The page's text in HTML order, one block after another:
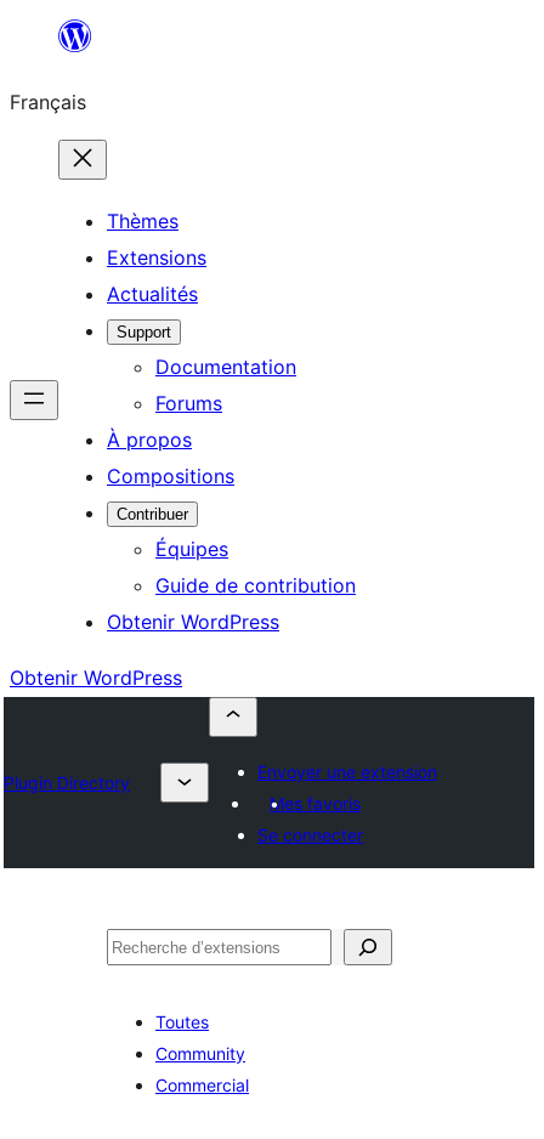
contenu
Français
Thèmes
Extensions
Actualités
Support
Documentation
Forums
À propos
Compositions
Contribuer
Équipes
Guide de contribution
Obtenir WordPress
Obtenir WordPress
Plugin Directory
Envoyer une extension
Mes favoris
Se connecter
Rechercher
Toutes
Community
Commercial